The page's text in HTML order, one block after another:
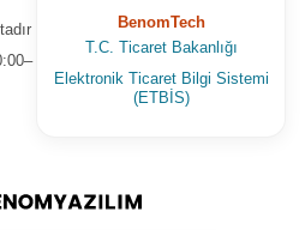
BenomTech
T.C. Ticaret Bakanlığı
Elektronik Ticaret Bilgi Sistemi
(ETBİS)